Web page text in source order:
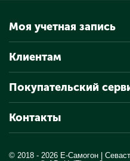
Моя учетная запись
Клиентам
Покупательский
Контакты
© 2018 - 2026 Е-Самогон |